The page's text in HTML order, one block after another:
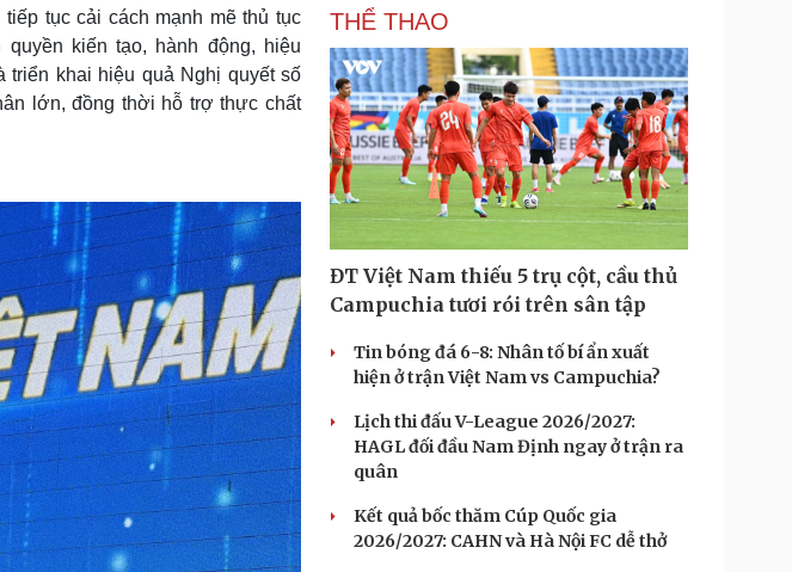
tục cải cách mạnh mẽ thủ tục
quyền kiến tạo, hành động, hiệu
khai hiệu quả Nghị quyết số
lớn, đồng thời hỗ trợ thực chất
THỂ THAO
ĐT Việt Nam thiếu 5 trụ cột, cầu thủ
Campuchia tươi rói trên sân tập
Tin bóng đá 6-8: Nhân tố bí ẩn xuất
hiện ở trận Việt Nam vs Campuchia?
Lịch thi đấu V-League 2026/2027:
HAGL đối đầu Nam Định ngay ở trận ra
quân
Kết quả bốc thăm Cúp Quốc gia
2026/2027: CAHN và Hà Nội FC dễ thở